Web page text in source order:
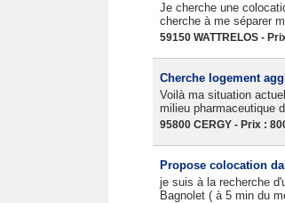
Je cherche une
cherche à me séparer
59150 WATTRELOS -
Cherche logement
Voilà ma situation
milieu pharmaceutique
95800 CERGY - Prix :
Propose colocation
je suis à la recherche
Bagnolet ( à 5 min du